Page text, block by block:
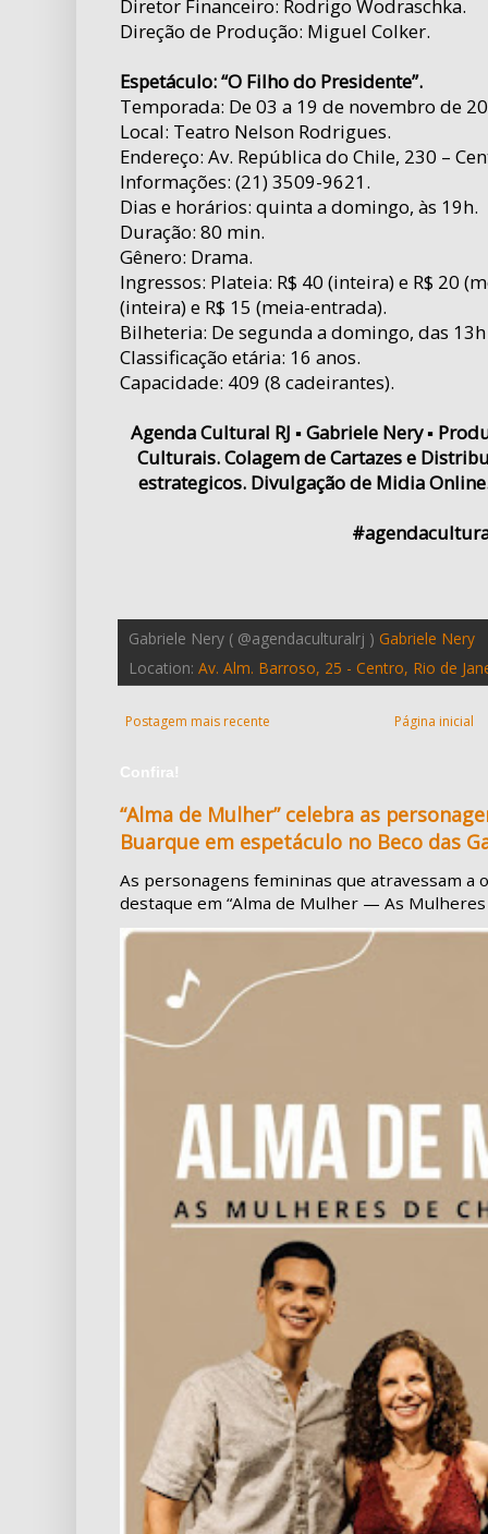
Diretor Financeiro: Rodrigo Wodraschka.
Direção de Produção: Miguel Colker.
Espetáculo: “O Filho do Presidente”.
Temporada: De 03 a 19 de novembro de
Local: Teatro Nelson Rodrigues.
Endereço: Av. República do Chile, 230 –
Informações: (21) 3509-9621.
Dias e horários: quinta a domingo, às 19h.
Duração: 80 min.
Gênero: Drama.
Ingressos: Plateia: R$ 40 (inteira) e R$ 20
(inteira) e R$ 15 (meia-entrada).
Bilheteria: De segunda a domingo, das
Classificação etária: 16 anos.
Capacidade: 409 (8 cadeirantes).
Agenda Cultural RJ ▪ Gabriele Nery ▪
Culturais. Colagem de Cartazes e
estrategicos. Divulgação de Midia
Gabriele Nery ( @agendaculturalrj ) Gabriele Nery
Location: Av. Alm. Barroso, 25 - Centro, Rio de
Postagem mais recente Página inicial
Confira!
“Alma de Mulher” celebra as
Buarque em espetáculo no Beco das
As personagens femininas que atravessam a
destaque em “Alma de Mulher — As Mulheres